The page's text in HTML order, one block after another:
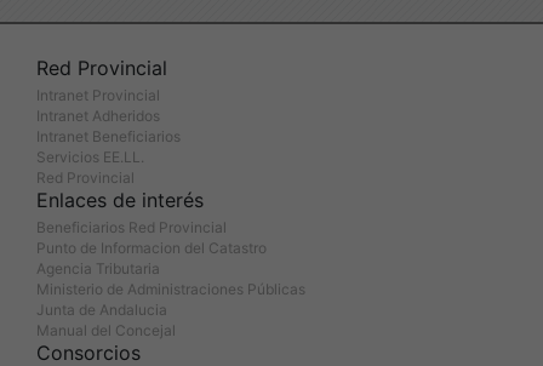
Red Provincial
Intranet Provincial
Intranet Adheridos
Intranet Beneficiarios
Servicios EE.LL.
Red Provincial
Enlaces de interés
Beneficiarios Red Provincial
Punto de Informacion del Catastro
Agencia Tributaria
Ministerio de Administraciones Públicas
Junta de Andalucia
Manual del Concejal
Consorcios